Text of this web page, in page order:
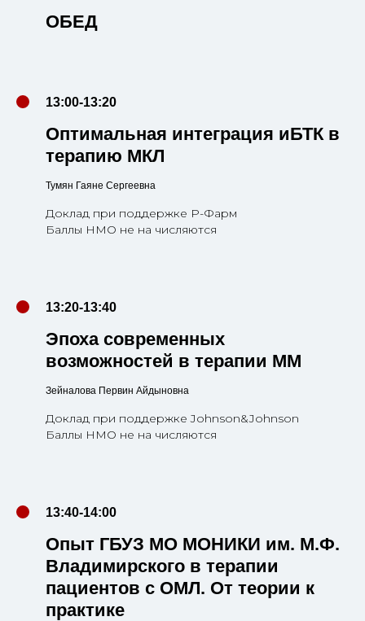
ОБЕД
13:00-13:20
Оптимальная интеграция иБТК в
терапию МКЛ
Тумян Гаяне Сергеевна
Доклад при поддержке Р-Фарм
Баллы НМО не на числяются
13:20-13:40
Эпоха современных
возможностей в терапии ММ
Зейналова Первин Айдыновна
Доклад при поддержке Johnson&Johnson
Баллы НМО не на числяются
13:40-14:00
Опыт ГБУЗ МО МОНИКИ им. М.Ф.
Владимирского в терапии
пациентов с ОМЛ. От теории к
практике